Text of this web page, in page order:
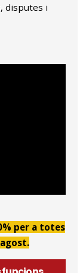
disputes i
per a totes